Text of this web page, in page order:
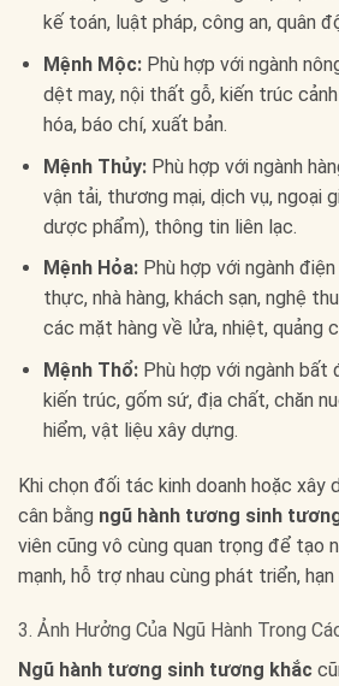
kế toán, luật pháp, công an, quân
Mệnh Mộc:Phù hợp với ngành
dệt may, nội thất gỗ, kiến trúc cảnh
hóa, báo chí, xuất bản.
Mệnh Thủy:Phù hợp với ngành
vận tải, thương mại, dịch vụ, ngoại
dược phẩm), thông tin liên lạc.
Mệnh Hỏa:Phù hợp với ngành
thực, nhà hàng, khách sạn, nghệ
các mặt hàng về lửa, nhiệt, quảng
Mệnh Thổ:Phù hợp với ngành bất
kiến trúc, gốm sứ, địa chất, chăn
hiểm, vật liệu xây dựng.
Khi chọn đối tác kinh doanh hoặc xây
cân bằng ngũ hành tương sinh
viên cũng vô cùng quan trọng để tạo
mạnh, hỗ trợ nhau cùng phát triển,
3. Ảnh Hưởng Của Ngũ Hành Trong
Ngũ hành tương sinh tương khắc